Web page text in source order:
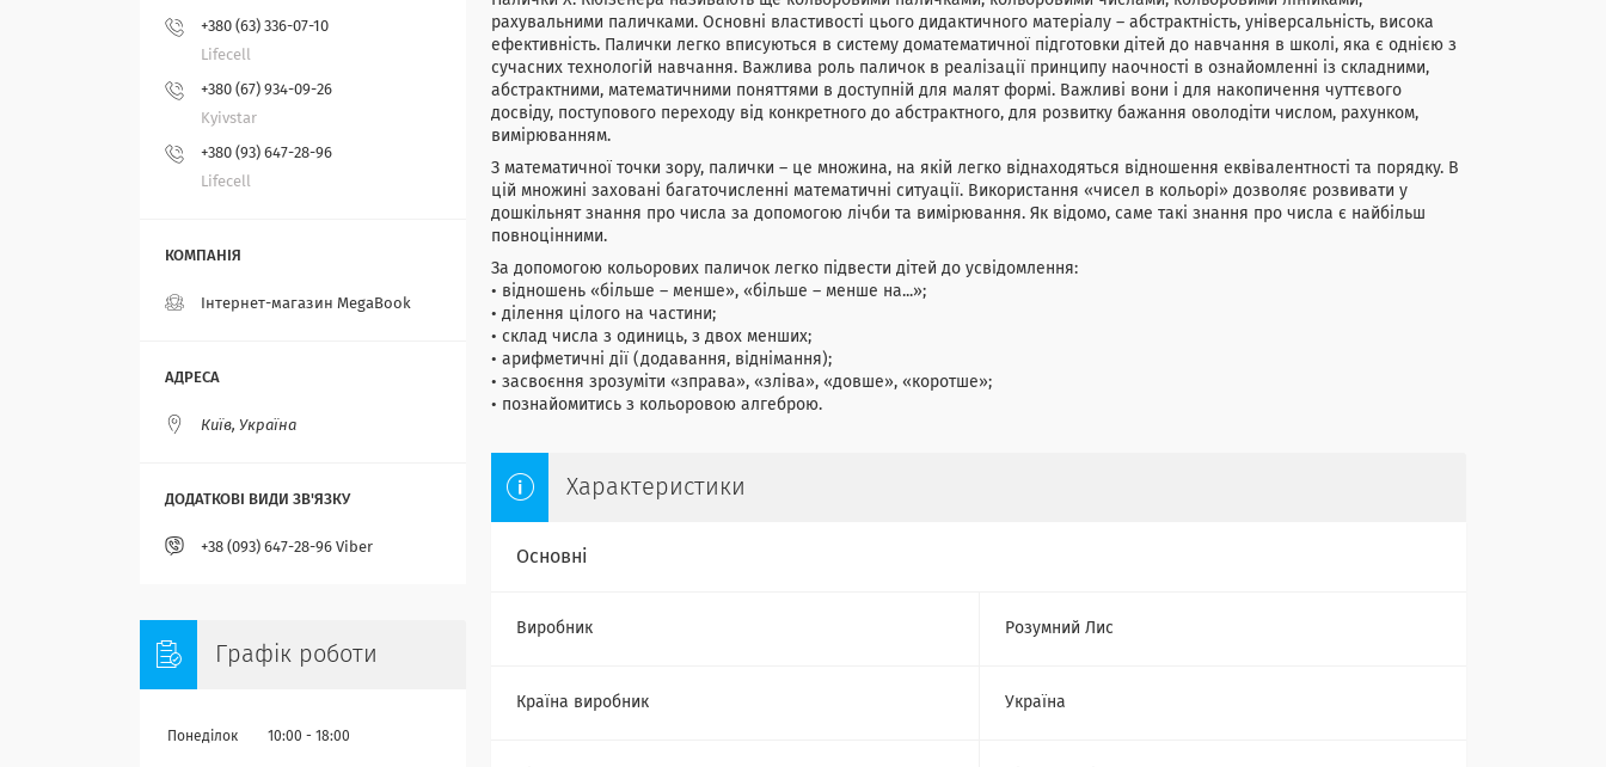
рахувальними паличками. Основні властивості цього дидактичного матеріалу – абстрактність, універсальність, висока
ефективність. Палички легко вписуються в систему доматематичної підготовки дітей до навчання в школі, яка є однією з
сучасних технологій навчання. Важлива роль паличок в реалізації принципу наочності в ознайомленні із складними,
абстрактними, математичними поняттями в доступній для малят формі. Важливі вони і для накопичення чуттєвого
досвіду, поступового переходу від конкретного до абстрактного, для розвитку бажання оволодіти числом, рахунком,
вимірюванням.
З математичної точки зору, палички – це множина, на якій легко віднаходяться відношення еквівалентності та порядку. В
цій множині заховані багаточисленні математичні ситуації. Використання «чисел в кольорі» дозволяє розвивати у
дошкільнят знання про числа за допомогою лічби та вимірювання. Як відомо, саме такі знання про числа є найбільш
повноцінними.
За допомогою кольорових паличок легко підвести дітей до усвідомлення:
• відношень «більше – менше», «більше – менше на...»;
• ділення цілого на частини;
• склад числа з одиниць, з двох менших;
• арифметичні дії (додавання, віднімання);
• засвоєння зрозуміти «зправа», «зліва», «довше», «коротше»;
• познайомитись з кольоровою алгеброю.
Характеристики
Основні
Виробник Розумний Лис
Країна виробник Україна
+380 (63) 336-07-10
Lifecell
+380 (67) 934-09-26
Kyivstar
+380 (93) 647-28-96
Lifecell
Інтернет-магазин MegaBook
Київ, Україна
+38 (093) 647-28-96 Viber
Графік роботи
Понеділок 10:00 18:00